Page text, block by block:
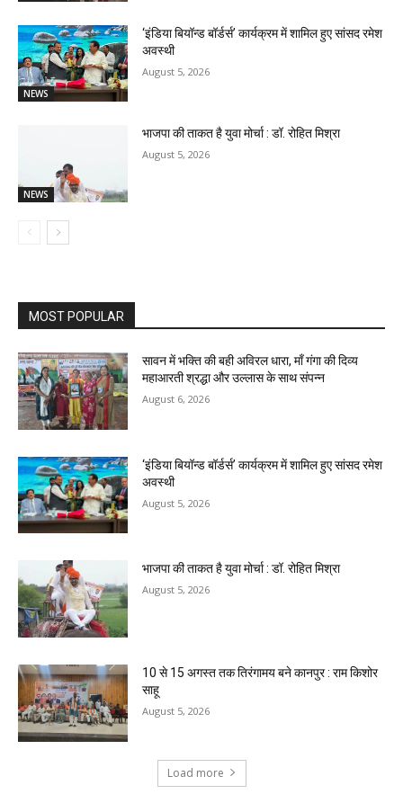
NEWS
‘इंडिया बियॉन्ड बॉर्डर्स’ कार्यक्रम में शामिल हुए सांसद रमेश
अवस्थी
August 5, 2026
NEWS
भाजपा की ताकत है युवा मोर्चा : डॉ. रोहित मिश्रा
August 5, 2026
MOST POPULAR
सावन में भक्ति की बही अविरल धारा, माँ गंगा की दिव्य
महाआरती श्रद्धा और उल्लास के साथ संपन्न
August 6, 2026
‘इंडिया बियॉन्ड बॉर्डर्स’ कार्यक्रम में शामिल हुए सांसद रमेश
अवस्थी
August 5, 2026
भाजपा की ताकत है युवा मोर्चा : डॉ. रोहित मिश्रा
August 5, 2026
10 से 15 अगस्त तक तिरंगामय बने कानपुर : राम किशोर
साहू
August 5, 2026
Load more